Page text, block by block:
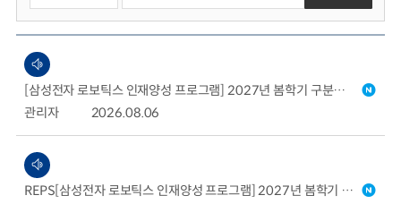
[삼성전자 로보틱스 인재양성 프로그램] 2027년 봄학기 구분전환생 모집 안내 (~2026.8.31 13:00까지 접수)
관리자
2026.08.06
REPS[삼성전자 로보틱스 인재양성 프로그램] 2027년 봄학기 구분전환생 모집 안내 (~2026.8.31 13:00까지 접수)